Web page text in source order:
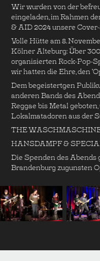
Wir wurden von der
eingeladen, im Rahmen
& AID 2024 unsere
Volle Hütte am 8.
Kölner Alteburg: Über
organisierten Rock-Pop-
wir hatten die Ehre, den
Dem begeistertgen
anderen Bands des
Reggae bis Metal
Lokalmatadoren aus der
THE
HANSDAMPF &
Die Spenden des
Brandenburg zugunsten